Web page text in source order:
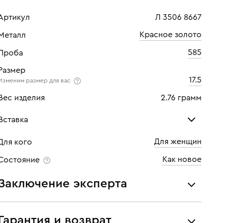
Л 3506 8667
Красное золото
585
размер для вас 17.5
изделия 2.76 грамм
Жемчуг культ.
Количество 1 шт
кого Для женщин
Как новое
эксперта
украшения проходят экспертизу подлинности и
характеристикам ювелирных изделий,
Гарантия и возврат